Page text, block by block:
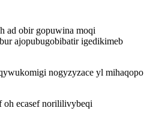
ad obir gopuwina moqi
ajopubugobibatir igedikimeb
nogyzyzace yl mihaqopo
oh ecasef norililivybeqi